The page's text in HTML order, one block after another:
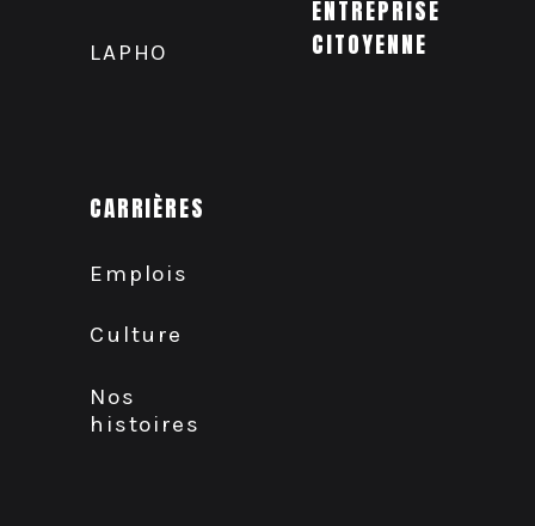
LAPHO
CARRIÈRES
Emplois
Culture
Nos
histoires
ENTREPRISE
CITOYENNE